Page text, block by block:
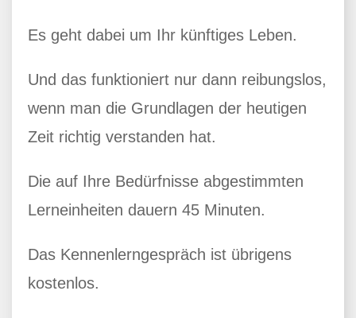
Es geht dabei um Ihr künftiges Leben.
Und das funktioniert nur dann reibungslos,
wenn man die Grundlagen der heutigen
Zeit richtig verstanden hat.
Die auf Ihre Bedürfnisse abgestimmten
Lerneinheiten dauern 45 Minuten.
Das Kennenlerngespräch ist übrigens
kostenlos.